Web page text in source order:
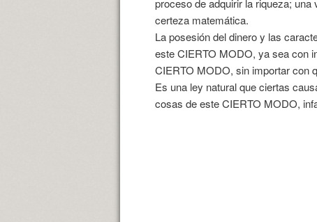
proceso de adquirir la riqueza;
certeza matemática.
La posesión del dinero y las
este CIERTO MODO, ya sea con
CIERTO MODO, sin importar con
Es una ley natural que ciertas
cosas de este CIERTO MODO,